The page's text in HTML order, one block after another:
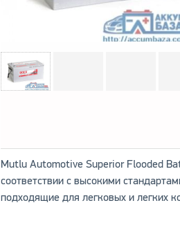
Mutlu Automotive Superior Flooded
соответствии с высокими
подходящие для легковых и легких